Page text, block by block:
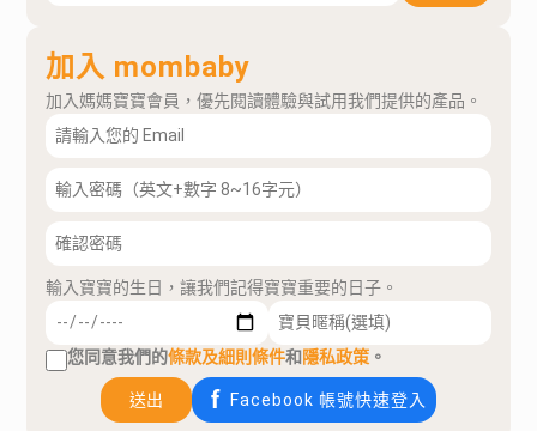
加入 mombaby
加入媽媽寶寶會員，優先閱讀體驗與試用我們提供的產品。
輸入寶寶的生日，讓我們記得寶寶重要的日子。
您同意我們的條款及細則條件和隱私政策 。
送出 Facebook 帳號快速登入